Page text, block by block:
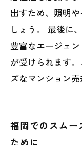
出すため、照明
しょう。 最後に
豊富なエージェ
が受けられます
ズなマンション売
福岡でのスムー
ために